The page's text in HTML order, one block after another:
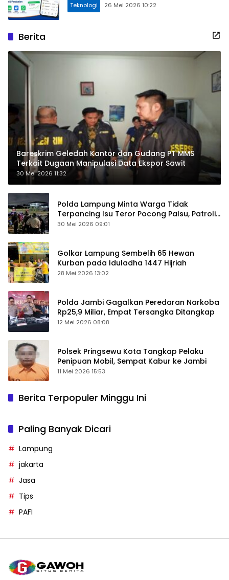
Teknologi 26 Mei 2026 10:22
Berita
Bareskrim Geledah Kantor dan Gudang PT MMS
Terkait Dugaan Manipulasi Data Ekspor Sawit
30 Mei 2026 11:32
Polda Lampung Minta Warga Tidak
Terpancing Isu Teror Pocong Palsu, Patroli
Keamanan Ditingkatkan
30 Mei 2026 09:01
Golkar Lampung Sembelih 65 Hewan
Kurban pada Iduladha 1447 Hijriah
28 Mei 2026 13:02
Polda Jambi Gagalkan Peredaran Narkoba
Rp25,9 Miliar, Empat Tersangka Ditangkap
12 Mei 2026 08:08
Polsek Pringsewu Kota Tangkap Pelaku
Penipuan Mobil, Sempat Kabur ke Jambi
11 Mei 2026 15:53
Berita Terpopuler Minggu Ini
Paling Banyak Dicari
Lampung
jakarta
Jasa
Tips
PAFI